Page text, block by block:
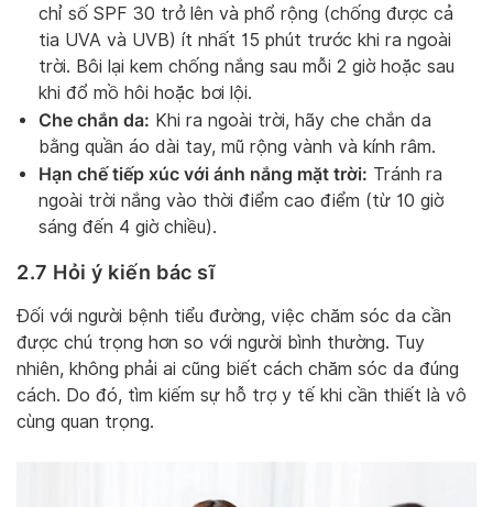
chỉ số SPF 30 trở lên và phổ rộng (chống được cả
tia UVA và UVB) ít nhất 15 phút trước khi ra ngoài
trời. Bôi lại kem chống nắng sau mỗi 2 giờ hoặc sau
khi đổ mồ hôi hoặc bơi lội.
Che chắn da: Khi ra ngoài trời, hãy che chắn da
bằng quần áo dài tay, mũ rộng vành và kính râm.
Hạn chế tiếp xúc với ánh nắng mặt trời: Tránh ra
ngoài trời nắng vào thời điểm cao điểm (từ 10 giờ
sáng đến 4 giờ chiều).
2.7 Hỏi ý kiến bác sĩ
Đối với người bệnh tiểu đường, việc chăm sóc da cần
được chú trọng hơn so với người bình thường. Tuy
nhiên, không phải ai cũng biết cách chăm sóc da đúng
cách. Do đó, tìm kiếm sự hỗ trợ y tế khi cần thiết là vô
cùng quan trọng.